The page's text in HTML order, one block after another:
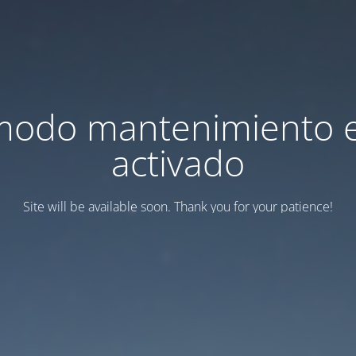
mantenimiento
activado
Site will be available soon. Thank you for your patience!